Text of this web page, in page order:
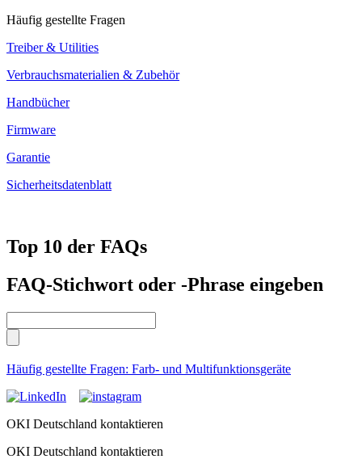
Häufig gestellte Fragen
Treiber & Utilities
Verbrauchsmaterialien & Zubehör
Handbücher
Firmware
Garantie
Sicherheitsdatenblatt
Top 10 der FAQs
FAQ-Stichwort oder -Phrase eingeben
Häufig gestellte Fragen: Farb- und Multifunktionsgeräte
OKI Deutschland kontaktieren
OKI Deutschland kontaktieren